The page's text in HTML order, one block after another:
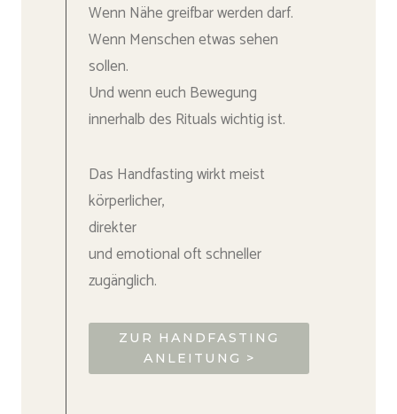
Wenn Nähe greifbar werden darf.
Wenn Menschen etwas sehen
sollen.
Und wenn euch Bewegung
innerhalb des Rituals wichtig ist.
Das Handfasting wirkt meist
körperlicher,
direkter
und emotional oft schneller
zugänglich.
ZUR HANDFASTING
ANLEITUNG >